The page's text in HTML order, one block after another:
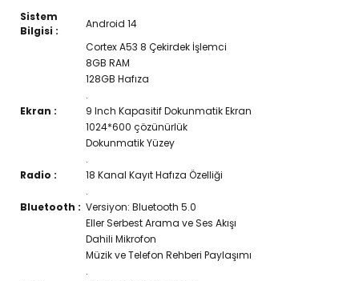
Sistem
Bilgisi :
Android 14
Cortex A53 8 Çekirdek İşlemci
8GB RAM
128GB Hafıza
.
Ekran :
9 Inch Kapasitif Dokunmatik Ekran
1024*600 çözünürlük
Dokunmatik Yüzey
.
Radio :
18 Kanal Kayıt Hafıza Özelliği
.
Bluetooth : Versiyon: Bluetooth 5.0
Eller Serbest Arama ve Ses Akışı
Dahili Mikrofon
Müzik ve Telefon Rehberi Paylaşımı
.